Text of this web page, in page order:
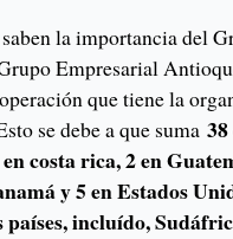
la importancia del
Empresarial
que tiene la
se debe a que suma
costa rica, 2 en
y 5 en Estados
países, incluído,